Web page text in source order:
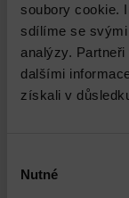
soubory cookie.
sdílíme se svými
analýzy.
dalšími
získali v
souhlasu
Nutné
Ke stažení